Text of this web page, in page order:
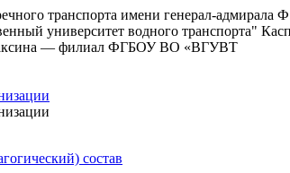
транспорта имени генерал-
университет водного транспорта"
— филиал ФГБОУ ВО «ВГУВТ
состав